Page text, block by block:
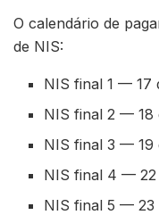
O calendário de
de NIS:
NIS final 1 — 17
NIS final 2 — 18
NIS final 3 — 19
NIS final 4 — 22
NIS final 5 — 23